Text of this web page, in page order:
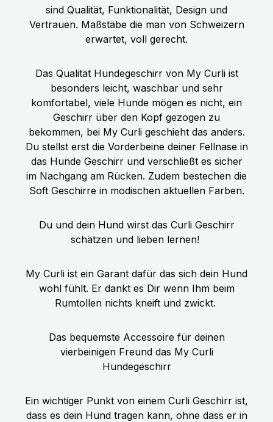
Lege das Geschirr in kaltes Wasser
und wringe es aus, bevor Du es dem
Hund anziehst. Das gespeicherte
Hund schön kühl. Kühlendes
Hundegeschirr für Euren
hechelnden Hund.
Rezeptur, welche jederzeit erlaubt,
bedenkenlos innerhalb einer
Produktfamilie zwischen den
REGIONAL VERFÜGBARE
ZUTATEN: Frisches Pferdefleisch, -
herz, -lunge, -magen, -leber (70%),
Brühe (24,7%), Zucchini (2%),
Karotten (2%), Apfel (0,5%),
Mineralstoffe, Leinöl (0,2%),
Bockshornklee, Löwenzahn,
Flohsamen, Spinat, Rosmarin
Technologische Zusatzstoffe: keine
sind Qualität, Funktionalität, Design und
Vertrauen. Maßstäbe die man von Schweizern
erwartet, voll gerecht.
Das Qualität Hundegeschirr von My Curli ist
besonders leicht, waschbar und sehr
komfortabel, viele Hunde mögen es nicht, ein
Geschirr über den Kopf gezogen zu
bekommen, bei My Curli geschieht das anders.
Du stellst erst die Vorderbeine deiner Fellnase in
das Hunde Geschirr und verschließt es sicher
im Nachgang am Rücken. Zudem bestechen die
Soft Geschirre in modischen aktuellen Farben.
Du und dein Hund wirst das Curli Geschirr
schätzen und lieben lernen!
My Curli ist ein Garant dafür das sich dein Hund
wohl fühlt. Er dankt es Dir wenn Ihm beim
Rumtollen nichts kneift und zwickt.
Das bequemste Accessoire für deinen
vierbeinigen Freund das My Curli
Hundegeschirr
Ein wichtiger Punkt von einem Curli Geschirr ist,
dass es dein Hund tragen kann, ohne dass er in